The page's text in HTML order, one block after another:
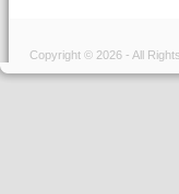
Copyright © 2026 - All